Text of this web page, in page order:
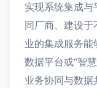
实现系统集成
同厂商、建设于
业的集成服务
数据平台或“智
业务协同与数据